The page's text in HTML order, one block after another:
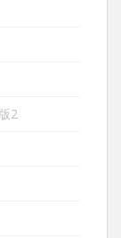
2